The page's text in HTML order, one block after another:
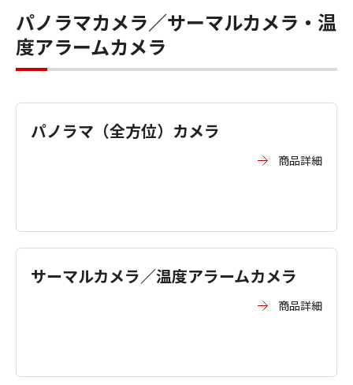
パノラマカメラ／サーマルカメラ・温
度アラームカメラ
パノラマ（全方位）カメラ
商品詳細
サーマルカメラ／温度アラームカメラ
商品詳細